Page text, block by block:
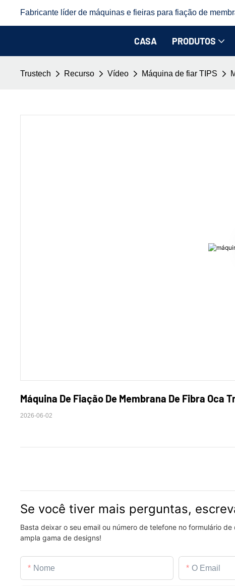
Fabricante líder de máquinas e fieiras para fiação de
CASA PRODUTOS
Trustech Recurso Vídeo Máquina de fiar TIPS
Máquina De Fiação De Membrana De Fibra Oca
2026-06-02
Se você tiver mais perguntas,
Basta deixar o seu email ou número de telefone no formulário
ampla gama de designs!
Nome O Email